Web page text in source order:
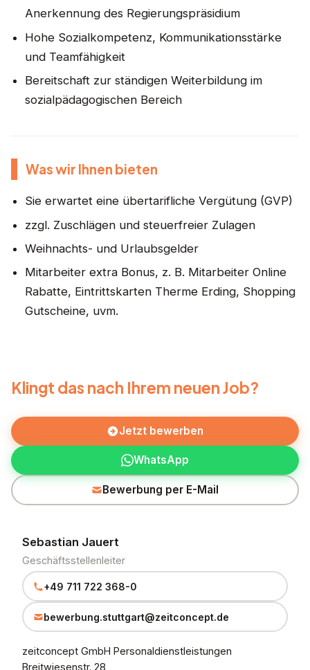
Anerkennung des Regierungspräsidium
Hohe Sozialkompetenz, Kommunikationsstärke
und Teamfähigkeit
Bereitschaft zur ständigen Weiterbildung im
sozialpädagogischen Bereich
Was wir Ihnen bieten
Sie erwartet eine übertarifliche Vergütung (GVP)
zzgl. Zuschlägen und steuerfreier Zulagen
Weihnachts- und Urlaubsgelder
Mitarbeiter extra Bonus, z. B. Mitarbeiter Online
Rabatte, Eintrittskarten Therme Erding, Shopping
Gutscheine, uvm.
Klingt das nach Ihrem neuen Job?
Jetzt bewerben
WhatsApp
Bewerbung per E-Mail
Sebastian Jauert
Geschäftsstellenleiter
+49 711 722 368-0
bewerbung.stuttgart@zeitconcept.de
zeitconcept GmbH Personaldienstleistungen
Breitwiesenstr. 28